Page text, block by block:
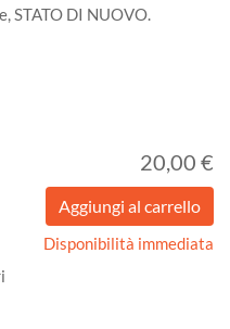
STATO DI NUOVO.
20,00 €
Disponibilità immediata